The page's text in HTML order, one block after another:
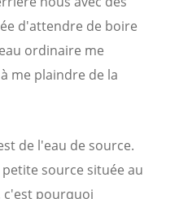
d'attendre de boire
ordinaire me
me plaindre de la
de l'eau de source.
source située au
c'est pourquoi